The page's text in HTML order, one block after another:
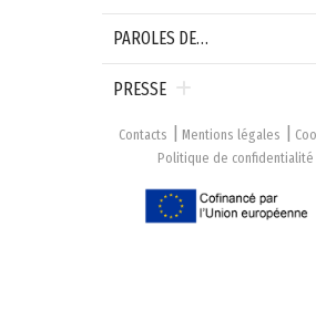
PAROLES DE…
PRESSE
Contacts Mentions légales
Politique de confidentialité